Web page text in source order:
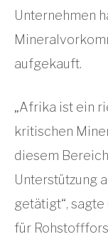
Unternehmen
aufgekauft.
„Afrika ist ein
kritischen
diesem
Unterstützung
getätigt“,
für